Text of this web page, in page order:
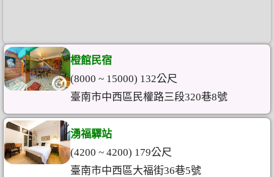
橙館民宿
(8000 ~ 15000) 132公尺
臺南市中西區民權路三段320巷8號
湧福驛站
(4200 ~ 4200) 179公尺
臺南市中西區大福街36巷5號